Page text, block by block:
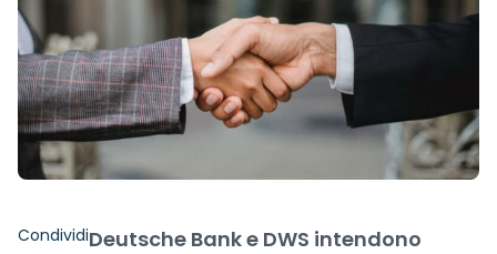
CondividiDeutsche Bank e DWS intendono